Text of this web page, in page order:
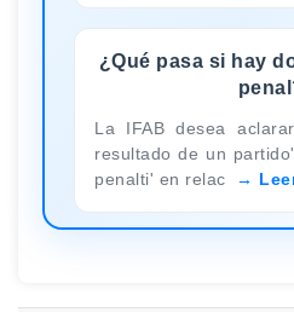
¿Qué pasa si hay
La IFAB desea
resultado de un
penalti' en relac